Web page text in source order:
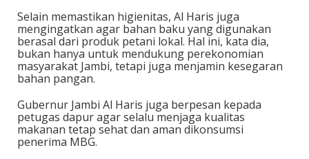
Selain memastikan higienitas, Al Haris juga
mengingatkan agar bahan baku yang digunakan
berasal dari produk petani lokal. Hal ini, kata dia,
bukan hanya untuk mendukung perekonomian
masyarakat Jambi, tetapi juga menjamin kesegaran
bahan pangan.
Gubernur Jambi Al Haris juga berpesan kepada
petugas dapur agar selalu menjaga kualitas
makanan tetap sehat dan aman dikonsumsi
penerima MBG.